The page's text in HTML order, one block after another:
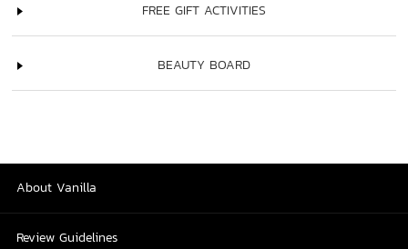
FREE GIFT ACTIVITIES
BEAUTY BOARD
About Vanilla
Review Guidelines